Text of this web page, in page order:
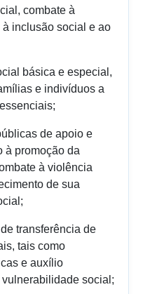
combate à
inclusão social e ao
básica e especial,
e indivíduos a
de apoio e
à promoção da
à violência
de sua
transferência de
tais como
e auxílio
social;